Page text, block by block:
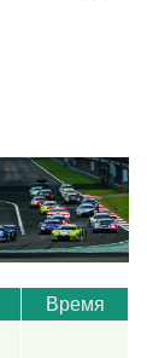
Время